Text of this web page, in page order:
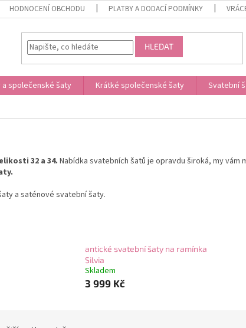
HODNOCENÍ OBCHODU PLATBY A DODACÍ PODMÍNKY
HLEDAT
společenské šaty Krátké společenské šaty Svatební
32 a 34. Nabídka svatebních šatů je opravdu široká, my
a saténové svatební šaty.
antické svatební šaty na ramínka
Silvia
Skladem
3 999 Kč